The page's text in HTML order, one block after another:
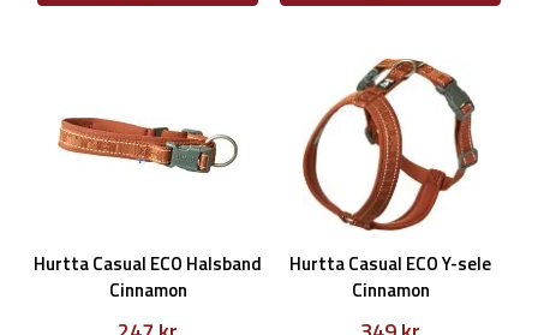
Hurtta Casual ECO Halsband
Cinnamon
Hurtta Casual ECO Y-sele
Cinnamon